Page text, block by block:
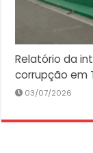
Relatório da
corrupção em
03/07/2026